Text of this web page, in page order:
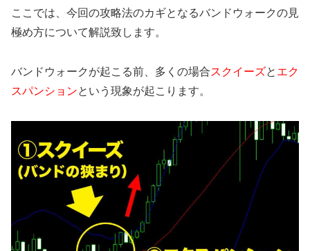
ここでは、今回の攻略法のカギとなるバンドウォークの見
極め方について解説致します。
バンドウォークが起こる前、多くの場合スクイーズと エク
スパンションという現象が起こります。